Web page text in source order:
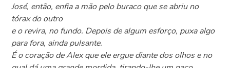
José, então, enfia a mão pelo buraco que se abriu no
tórax do outro
e o revira, no fundo. Depois de algum esforço, puxa algo
para fora, ainda pulsante.
É o coração de Alex que ele ergue diante dos olhos e no